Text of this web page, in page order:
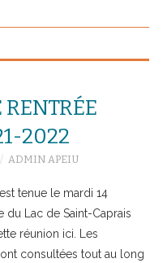
2022
ADMIN APEIU
tenue le mardi 14
du Lac de Saint-Caprais
réunion ici. Les
consultées tout au long